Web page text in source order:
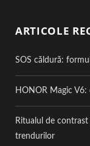
ARTICOLE
SOS căldură:
HONOR Magic V6:
Ritualul de
trendurilor